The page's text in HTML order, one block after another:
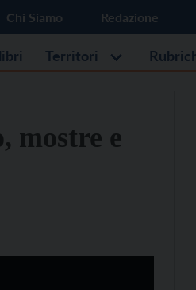
Chi Siamo Redazione
Territori
mostre e